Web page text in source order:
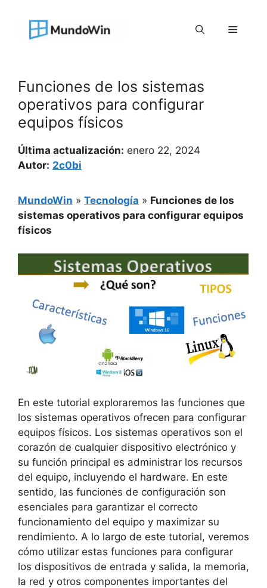
contenido
Menú
Funciones de los sistemas
operativos para configurar
equipos físicos
Última actualización: enero 22, 2024
Autor: 2c0bi
MundoWin » Tecnología » Funciones de los
sistemas operativos para configurar equipos
físicos
En este tutorial exploraremos las funciones que
los sistemas operativos ofrecen para configurar
equipos físicos. Los sistemas operativos son el
corazón de cualquier dispositivo electrónico y
su función principal es administrar los recursos
del equipo, incluyendo el hardware. En este
sentido, las funciones de configuración son
esenciales para garantizar el correcto
funcionamiento del equipo y maximizar su
rendimiento. A lo largo de este tutorial, veremos
cómo utilizar estas funciones para configurar
los dispositivos de entrada y salida, la memoria,
la red y otros componentes importantes del